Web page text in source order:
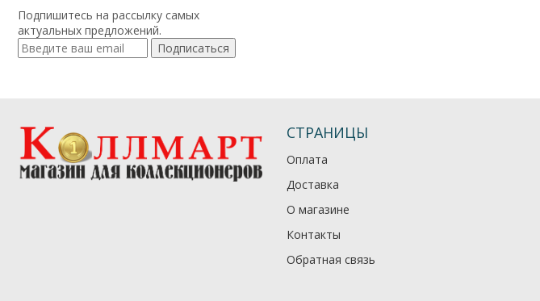
Подпишитесь на рассылку самых
актуальных предложений.
Подписаться
СТРАНИЦЫ
Оплата
Доставка
О магазине
Контакты
Обратная связь